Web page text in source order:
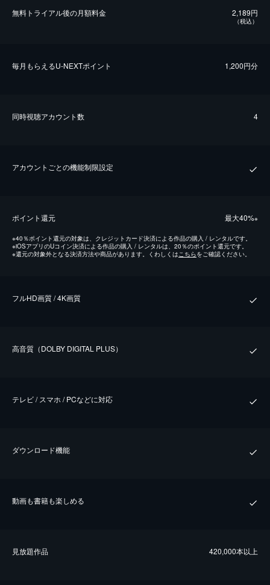
無料トライアル後の⽉額料金 2,189円
（税込）
毎⽉もらえるU-NEXTポイント 1,200円分
同時視聴アカウント数 4
アカウントごとの機能制限設定
ポイント還元 最⼤40%※
※40％ポイント還元の対象は、クレジットカード決済による作品の購入 / レンタルです。
※iOSアプリのUコイン決済による作品の購入 / レンタルは、20％のポイント還元です。
※還元の対象外となる決済方法や商品があります。くわしくはこちらをご確認ください。
フルHD画質 / 4K画質
⾼⾳質（DOLBY DIGITAL PLUS）
テレビ / スマホ / PCなどに対応
ダウンロード機能
動画も書籍も楽しめる
⾒放題作品 420,000本以上